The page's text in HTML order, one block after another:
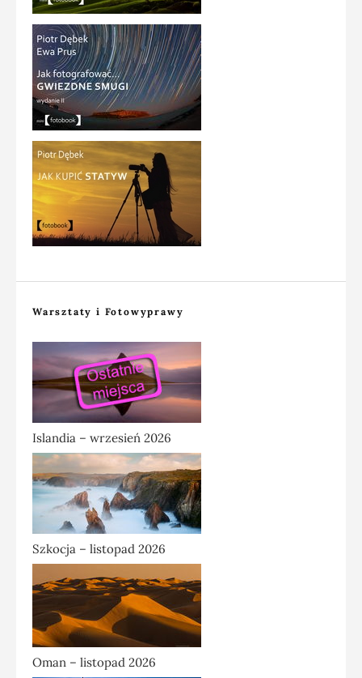
Warsztaty i Fotowyprawy
Islandia – wrzesień 2026
Szkocja – listopad 2026
Oman – listopad 2026